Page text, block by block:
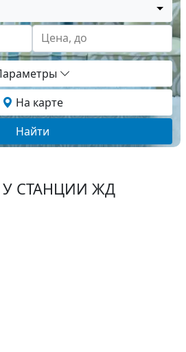
Цена, до
На карте
Найти
СТАНЦИИ ЖД